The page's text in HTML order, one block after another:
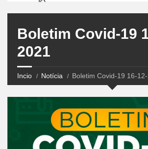
Boletim Covid-19
2021
Incio Notícia Boletim Covid-19 16-12-